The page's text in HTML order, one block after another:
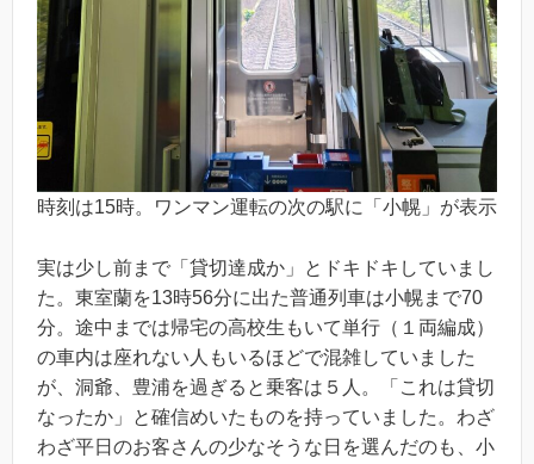
時刻は15時。ワンマン運転の次の駅に「小幌」が表示
実は少し前まで「貸切達成か」とドキドキしていまし
た。東室蘭を13時56分に出た普通列車は小幌まで70
分。途中までは帰宅の高校生もいて単行（１両編成）
の車内は座れない人もいるほどで混雑していました
が、洞爺、豊浦を過ぎると乗客は５人。「これは貸切
なったか」と確信めいたものを持っていました。わざ
わざ平日のお客さんの少なそうな日を選んだのも、小